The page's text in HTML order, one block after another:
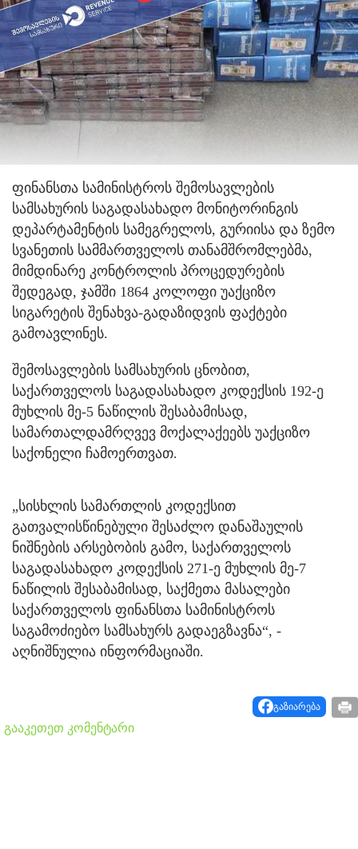
ფინანსთა სამინისტროს შემოსავლების
სამსახურის საგადასახადო მონიტორინგის
დეპარტამენტის სამეგრელოს, გურიისა და ზემო
სვანეთის სამმართველოს თანამშრომლებმა,
მიმდინარე კონტროლის პროცედურების
შედეგად, ჯამში 1864 კოლოფი უაქციზო
სიგარეტის შენახვა-გადაზიდვის ფაქტები
გამოავლინეს.
შემოსავლების სამსახურის ცნობით,
საქართველოს საგადასახადო კოდექსის 192-ე
მუხლის მე-5 ნაწილის შესაბამისად,
სამართალდამრღვევ მოქალაქეებს უაქციზო
საქონელი ჩამოერთვათ.
„სისხლის სამართლის კოდექსით
გათვალისწინებული შესაძლო დანაშაულის
ნიშნების არსებობის გამო, საქართველოს
საგადასახადო კოდექსის 271-ე მუხლის მე-7
ნაწილის შესაბამისად, საქმეთა მასალები
საქართველოს ფინანსთა სამინისტროს
საგამოძიებო სამსახურს გადაეგზავნა“, -
აღნიშნულია ინფორმაციაში.
გაზიარება
გააკეთეთ კომენტარი